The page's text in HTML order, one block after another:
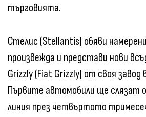
търговията.
Стелис (Stellantis) обяви
произвежда и представи нови
Grizzly (Fiat Grizzly) от своя
Първите автомобили ще слязат
линия през четвъртото